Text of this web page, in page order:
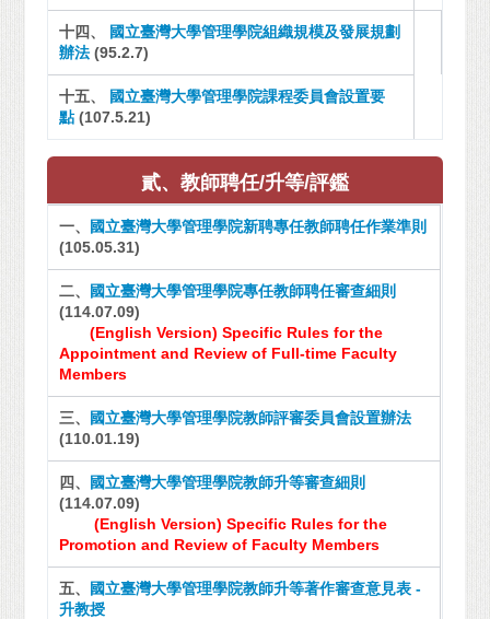
十四、 國立臺灣大學管理學院組織規模及發展規劃
辦法 (95.2.7)
十五、
國立臺灣大學管理學院課程委員會設置要
點(107.5.21)
貳、教師聘任/升等/評鑑
一、 國立臺灣大學管理學院新聘專任教師聘任作業準則
(105.05.31)
二、 國立臺灣大學管理學院專任教師聘任審查細則
(114.07.09)
(English Version)Specific Rules for the
Appointment and Review of Full-time Faculty
Members
三、 國立臺灣大學管理學院教師評審委員會設置辦法
(110.01.19)
四、 國立臺灣大學管理學院教師升等審查細則
(114.07.09)
(English Version)Specific Rules for the
Promotion and Review of Faculty Members
五、 國立臺灣大學管理學院教師升等著作審查意見表 -
升教授